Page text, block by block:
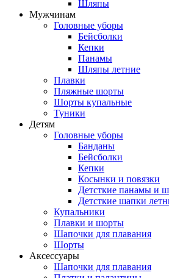
Шляпы
Мужчинам
Головные уборы
Бейсболки
Кепки
Панамы
Шляпы летние
Плавки
Пляжные шорты
Шорты купальные
Туники
Детям
Головные уборы
Банданы
Бейсболки
Кепки
Косынки и повязки
Детсткие панамы и
Детсткие шапки
Купальники
Плавки и шорты
Шапочки для плавания
Шорты
Аксессуары
Шапочки для плавания